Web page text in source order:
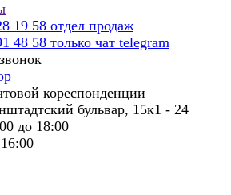
19 58 отдел продаж
48 58 только чат telegram
кореспонденции
бульвар, 15к1 - 24
до 18:00